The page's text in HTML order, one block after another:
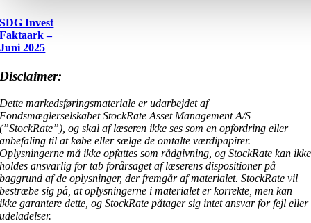
SDG Invest
Faktaark –
Juni 2025
Disclaimer:
Dette markedsføringsmateriale er udarbejdet af
Fondsmæglerselskabet StockRate Asset Management A/S
(”StockRate”), og skal af læseren ikke ses som en opfordring eller
anbefaling til at købe eller sælge de omtalte værdipapirer.
Oplysningerne må ikke opfattes som rådgivning, og StockRate kan ikke
holdes ansvarlig for tab forårsaget af læserens dispositioner på
baggrund af de oplysninger, der fremgår af materialet. StockRate vil
bestræbe sig på, at oplysningerne i materialet er korrekte, men kan
ikke garantere dette, og StockRate påtager sig intet ansvar for fejl eller
udeladelser.